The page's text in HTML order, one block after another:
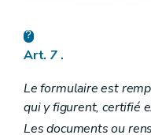
Art. 7.
Le formulaire est
qui y figurent, certifié
Les documents ou